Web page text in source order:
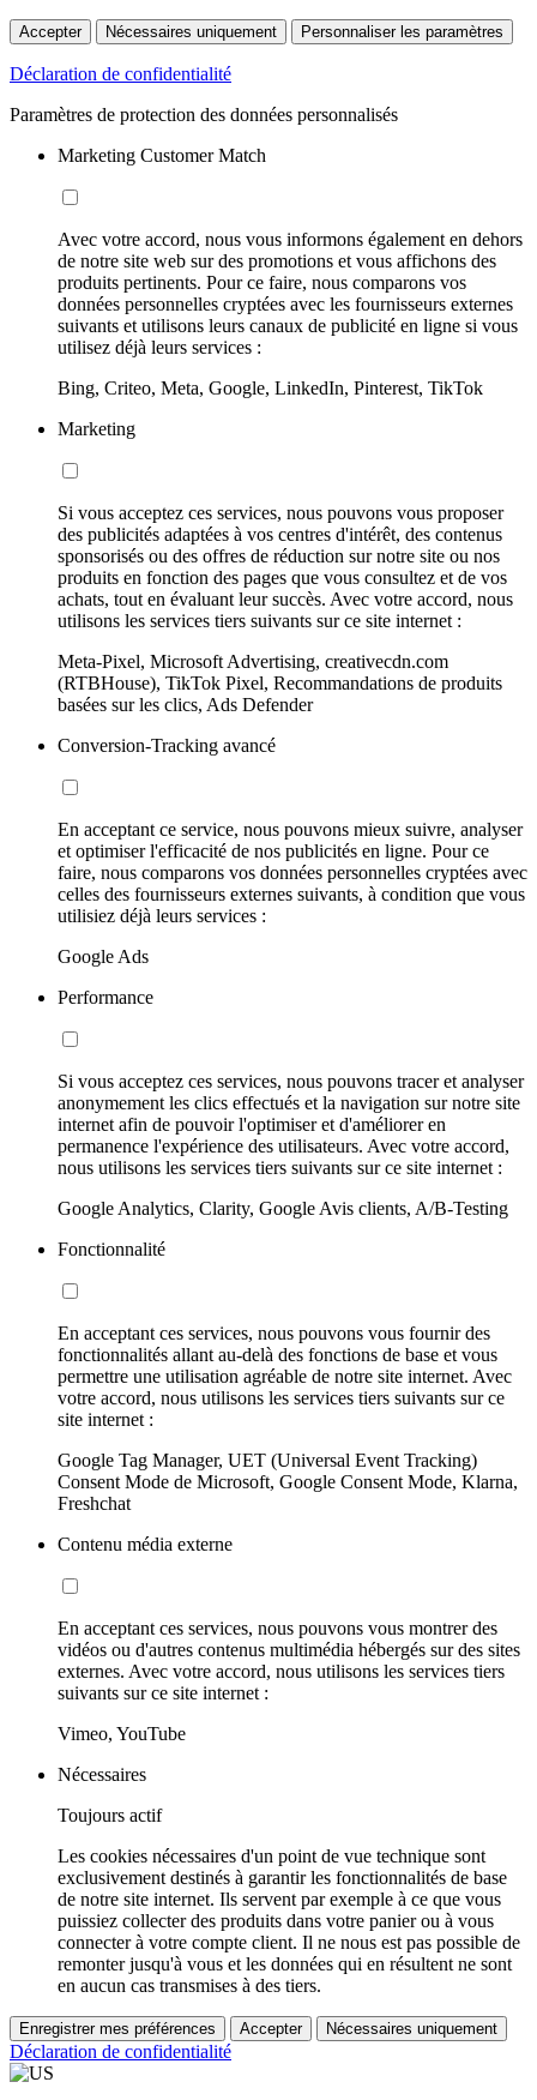
Accepter Nécessaires uniquement Personnaliser les paramètres
Déclaration de confidentialité
Paramètres de protection des données personnalisés
Marketing Customer Match
Avec votre accord, nous vous informons également en dehors
de notre site web sur des promotions et vous affichons des
produits pertinents. Pour ce faire, nous comparons vos
données personnelles cryptées avec les fournisseurs externes
suivants et utilisons leurs canaux de publicité en ligne si vous
utilisez déjà leurs services :
Bing, Criteo, Meta, Google, LinkedIn, Pinterest, TikTok
Marketing
Si vous acceptez ces services, nous pouvons vous proposer
des publicités adaptées à vos centres d'intérêt, des contenus
sponsorisés ou des offres de réduction sur notre site ou nos
produits en fonction des pages que vous consultez et de vos
achats, tout en évaluant leur succès. Avec votre accord, nous
utilisons les services tiers suivants sur ce site internet :
Meta-Pixel, Microsoft Advertising, creativecdn.com
(RTBHouse), TikTok Pixel, Recommandations de produits
basées sur les clics, Ads Defender
Conversion-Tracking avancé
En acceptant ce service, nous pouvons mieux suivre, analyser
et optimiser l'efficacité de nos publicités en ligne. Pour ce
faire, nous comparons vos données personnelles cryptées avec
celles des fournisseurs externes suivants, à condition que vous
utilisiez déjà leurs services :
Google Ads
Performance
Si vous acceptez ces services, nous pouvons tracer et analyser
anonymement les clics effectués et la navigation sur notre site
internet afin de pouvoir l'optimiser et d'améliorer en
permanence l'expérience des utilisateurs. Avec votre accord,
nous utilisons les services tiers suivants sur ce site internet :
Google Analytics, Clarity, Google Avis clients, A/B-Testing
Fonctionnalité
En acceptant ces services, nous pouvons vous fournir des
fonctionnalités allant au-delà des fonctions de base et vous
permettre une utilisation agréable de notre site internet. Avec
votre accord, nous utilisons les services tiers suivants sur ce
site internet :
Google Tag Manager, UET (Universal Event Tracking)
Consent Mode de Microsoft, Google Consent Mode, Klarna,
Freshchat
Contenu média externe
En acceptant ces services, nous pouvons vous montrer des
vidéos ou d'autres contenus multimédia hébergés sur des sites
externes. Avec votre accord, nous utilisons les services tiers
suivants sur ce site internet :
Vimeo, YouTube
Nécessaires
Toujours actif
Les cookies nécessaires d'un point de vue technique sont
exclusivement destinés à garantir les fonctionnalités de base
de notre site internet. Ils servent par exemple à ce que vous
puissiez collecter des produits dans votre panier ou à vous
connecter à votre compte client. Il ne nous est pas possible de
remonter jusqu'à vous et les données qui en résultent ne sont
en aucun cas transmises à des tiers.
Enregistrer mes préférences Accepter Nécessaires uniquement
Déclaration de confidentialité